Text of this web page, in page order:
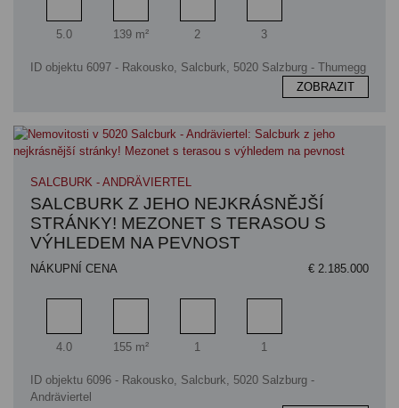
Pokoj
5.0
Obytný prostor
139 m²
Koupelna
2
Ložnice
3
ID objektu 6097 - Rakousko, Salcburk, 5020 Salzburg - Thumegg
ZOBRAZIT
SALCBURK - ANDRÄVIERTEL
SALCBURK Z JEHO NEJKRÁSNĚJŠÍ
STRÁNKY! MEZONET S TERASOU S
VÝHLEDEM NA PEVNOST
NÁKUPNÍ CENA € 2.185.000
Pokoj
4.0
Obytný prostor
155 m²
Koupelna
1
Ložnice
1
ID objektu 6096 - Rakousko, Salcburk, 5020 Salzburg -
Andräviertel